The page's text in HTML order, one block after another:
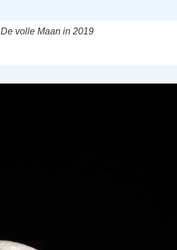
De volle Maan in 2019